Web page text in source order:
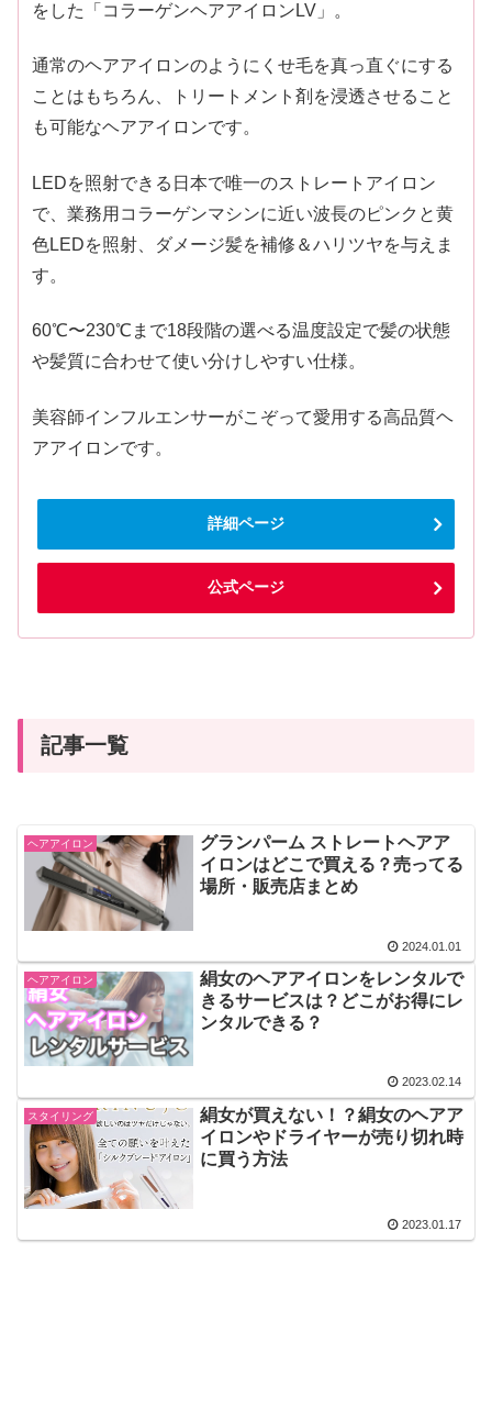
をした「コラーゲンヘアアイロンLV」。
通常のヘアアイロンのようにくせ毛を真っ直ぐにする
ことはもちろん、トリートメント剤を浸透させること
も可能なヘアアイロンです。
LEDを照射できる日本で唯一のストレートアイロン
で、業務用コラーゲンマシンに近い波長のピンクと黄
色LEDを照射、ダメージ髪を補修＆ハリツヤを与えま
す。
60℃〜230℃まで18段階の選べる温度設定で髪の状態
や髪質に合わせて使い分けしやすい仕様。
美容師インフルエンサーがこぞって愛用する高品質ヘ
アアイロンです。
詳細ページ
公式ページ
記事一覧
ヘアアイロン
グランパーム ストレートヘアア
イロンはどこで買える？売ってる
場所・販売店まとめ
2024.01.01
ヘアアイロン
絹女のヘアアイロンをレンタルで
きるサービスは？どこがお得にレ
ンタルできる？
2023.02.14
スタイリング
絹女が買えない！？絹女のヘアア
イロンやドライヤーが売り切れ時
に買う方法
2023.01.17